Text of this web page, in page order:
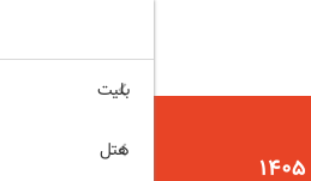
بلیت
هتل